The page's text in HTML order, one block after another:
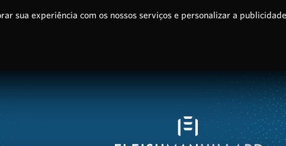
sua experiência com os nossos serviços e personalizar a